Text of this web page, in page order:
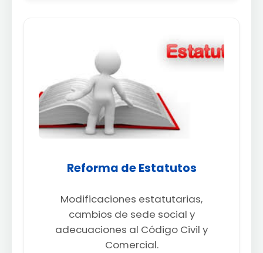
Reforma de Estatutos
Modificaciones estatutarias,
cambios de sede social y
adecuaciones al Código Civil y
Comercial.